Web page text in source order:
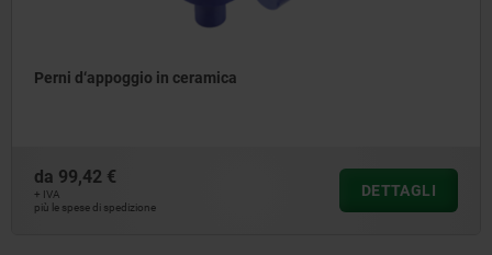
Perni d‘appoggio in ceramica
da 99,42 €
+ IVA
più le spese di spedizione
DETTAGLI